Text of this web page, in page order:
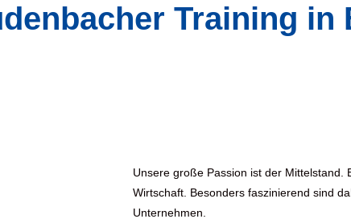
Training in
Unsere große Passion ist der Mittelstand.
Wirtschaft. Besonders faszinierend sind
Unternehmen.